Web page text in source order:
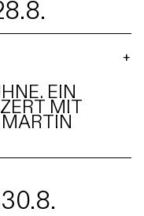
EIN
MIT
+
30.8.